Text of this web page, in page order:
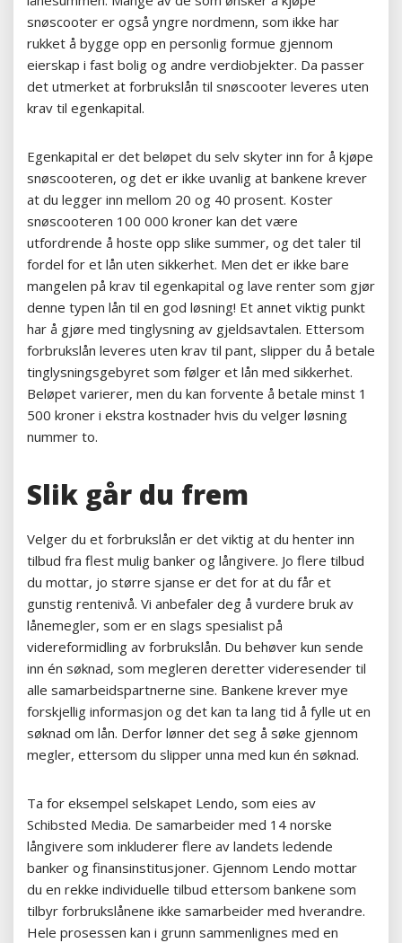
snøscooter er også yngre nordmenn, som ikke har
rukket å bygge opp en personlig formue gjennom
eierskap i fast bolig og andre verdiobjekter. Da passer
det utmerket at forbrukslån til snøscooter leveres uten
krav til egenkapital.
Egenkapital er det beløpet du selv skyter inn for å kjøpe
snøscooteren, og det er ikke uvanlig at bankene krever
at du legger inn mellom 20 og 40 prosent. Koster
snøscooteren 100 000 kroner kan det være
utfordrende å hoste opp slike summer, og det taler til
fordel for et lån uten sikkerhet. Men det er ikke bare
mangelen på krav til egenkapital og lave renter som gjør
denne typen lån til en god løsning! Et annet viktig punkt
har å gjøre med tinglysning av gjeldsavtalen. Ettersom
forbrukslån leveres uten krav til pant, slipper du å betale
tinglysningsgebyret som følger et lån med sikkerhet.
Beløpet varierer, men du kan forvente å betale minst 1
500 kroner i ekstra kostnader hvis du velger løsning
nummer to.
Slik går du frem
Velger du et forbrukslån er det viktig at du henter inn
tilbud fra flest mulig banker og långivere. Jo flere tilbud
du mottar, jo større sjanse er det for at du får et
gunstig rentenivå. Vi anbefaler deg å vurdere bruk av
lånemegler, som er en slags spesialist på
videreformidling av forbrukslån. Du behøver kun sende
inn én søknad, som megleren deretter videresender til
alle samarbeidspartnerne sine. Bankene krever mye
forskjellig informasjon og det kan ta lang tid å fylle ut en
søknad om lån. Derfor lønner det seg å søke gjennom
megler, ettersom du slipper unna med kun én søknad.
Ta for eksempel selskapet Lendo, som eies av
Schibsted Media. De samarbeider med 14 norske
långivere som inkluderer flere av landets ledende
banker og finansinstitusjoner. Gjennom Lendo mottar
du en rekke individuelle tilbud ettersom bankene som
tilbyr forbrukslånene ikke samarbeider med hverandre.
Hele prosessen kan i grunn sammenlignes med en